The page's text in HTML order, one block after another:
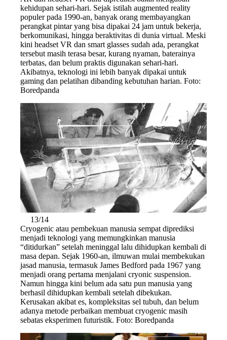
kehidupan sehari-hari. Sejak istilah augmented reality
populer pada 1990-an, banyak orang membayangkan
perangkat pintar yang bisa dipakai 24 jam untuk bekerja,
berkomunikasi, hingga beraktivitas di dunia virtual. Meski
kini headset VR dan smart glasses sudah ada, perangkat
tersebut masih terasa besar, kurang nyaman, baterainya
terbatas, dan belum praktis digunakan sehari-hari.
Akibatnya, teknologi ini lebih banyak dipakai untuk
gaming dan pelatihan dibanding kebutuhan harian. Foto:
Boredpanda
13/14
Cryogenic atau pembekuan manusia sempat diprediksi
menjadi teknologi yang memungkinkan manusia
“ditidurkan” setelah meninggal lalu dihidupkan kembali di
masa depan. Sejak 1960-an, ilmuwan mulai membekukan
jasad manusia, termasuk James Bedford pada 1967 yang
menjadi orang pertama menjalani cryonic suspension.
Namun hingga kini belum ada satu pun manusia yang
berhasil dihidupkan kembali setelah dibekukan.
Kerusakan akibat es, kompleksitas sel tubuh, dan belum
adanya metode perbaikan membuat cryogenic masih
sebatas eksperimen futuristik. Foto: Boredpanda